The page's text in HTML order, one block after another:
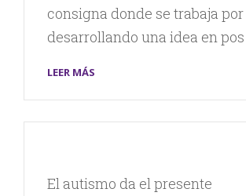
consigna donde se trabaja
desarrollando una idea en
LEER MÁS
El autismo da el presente